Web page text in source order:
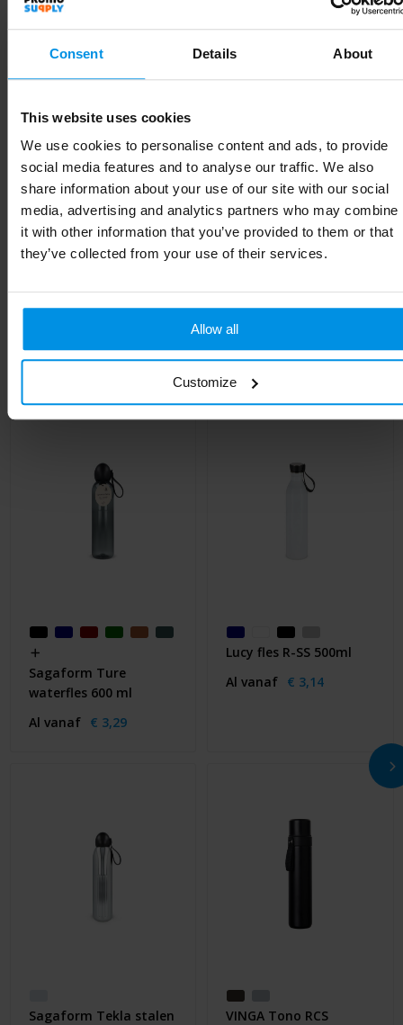
Consent Details About
This website uses cookies
We use cookies to personalise content and ads, to provide
social media features and to analyse our traffic. We also
share information about your use of our site with our social
media, advertising and analytics partners who may combine
it with other information that you’ve provided to them or that
they’ve collected from your use of their services.
Allow all
Customize
Gewicht 450 g
Kleur Transparant
Hoogte 25 cm
Breedte 7 cm
Lengte 7 cm
Gerelateerde producten
Sagaform Ture
waterfles 600 ml
Al vanaf € 3,29
Lucy fles R-SS 500ml
Al vanaf € 3,14
Sagaform Tekla stalen
VINGA Tono RCS